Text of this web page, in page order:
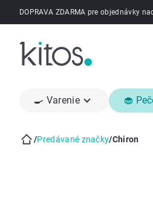
PrejsťDOPRAVA ZDARMA pre objednávky
🍳 Varenie 🧁
/Predávané značky/Chiron